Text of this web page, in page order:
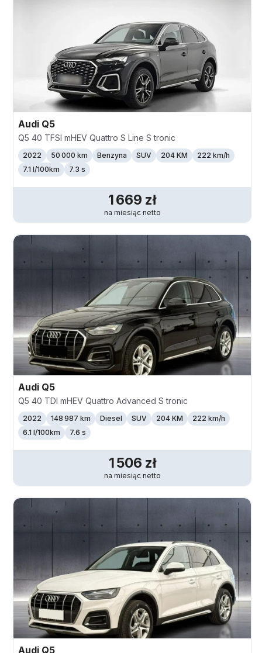
Audi Q5
Q5 40 TFSI mHEV Quattro S Line S tronic
2022 50 000 km Benzyna SUV 204 KM 222 km/h
7.1 l/100km
7.3 s
1 669 zł
na miesiąc netto
Audi Q5
Q5 40 TDI mHEV Quattro Advanced S tronic
2022 148 987 km Diesel SUV 204 KM 222 km/h
6.1 l/100km
7.6 s
1 506 zł
na miesiąc netto
Audi Q5